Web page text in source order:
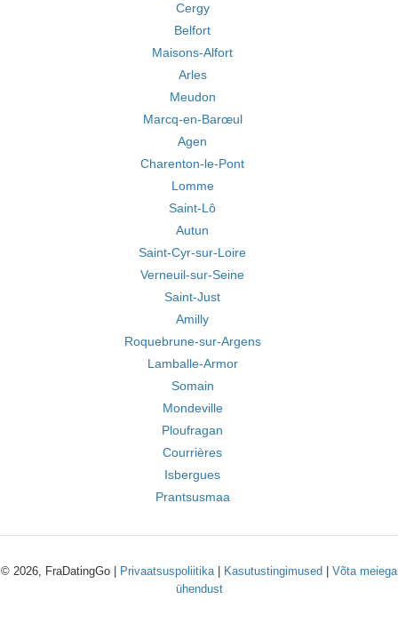
Cergy
Belfort
Maisons-Alfort
Arles
Meudon
Marcq-en-Barœul
Agen
Charenton-le-Pont
Lomme
Saint-Lô
Autun
Saint-Cyr-sur-Loire
Verneuil-sur-Seine
Saint-Just
Amilly
Roquebrune-sur-Argens
Lamballe-Armor
Somain
Mondeville
Ploufragan
Courrières
Isbergues
Prantsusmaa
© 2026, FraDatingGo | Privaatsuspoliitika| Kasutustingimused
Võta meiega
ühendust